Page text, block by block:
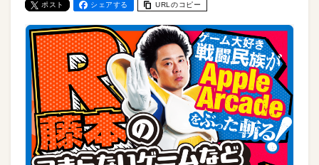
ポスト シェアする URLのコピー